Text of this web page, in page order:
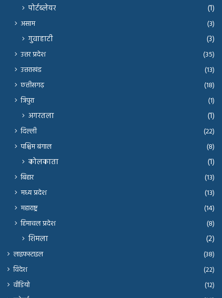
पोर्टब्लेयर (1)
असाम (3)
गुवाहाटी (3)
उत्तर प्रदेश
(35)
उत्तराखंड
(13)
छत्तीसगढ़
(18)
त्रिपुरा
(1)
अगरतला (1)
दिल्ली
(22)
पश्चिम बंगाल
(8)
कोलकाता (1)
बिहार
(13)
मध्य प्रदेश
(13)
महाराष्ट्र
(14)
हिमाचल प्रदेश
(8)
शिमला (2)
लाइफस्टाइल
(38)
विदेश
(22)
वीडियो
(12)